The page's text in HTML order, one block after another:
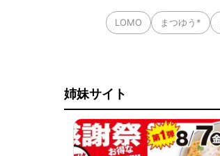
LOMO まつゆう*
姉妹サイト